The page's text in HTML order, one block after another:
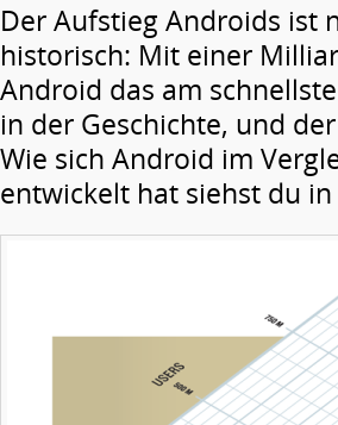
Der Aufstieg Androids ist
historisch: Mit einer
Android das am
in der Geschichte, und
Wie sich Android im
entwickelt hat siehst du